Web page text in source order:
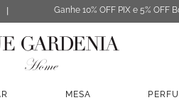
Ganhe 10% OFF PIX e 5% OFF
MESA